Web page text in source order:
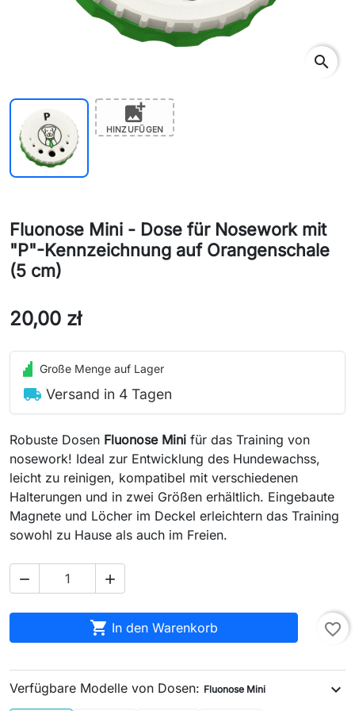
search
add_photo_alternate
HINZUFÜGEN
Fluonose Mini - Dose für Nosework mit
"P"-Kennzeichnung auf Orangenschale
(5 cm)
20,00 zł
Große Menge auf Lager
local_shipping Versand in 4 Tagen
Robuste Dosen Fluonose Mini für das Training von
nosework! Ideal zur Entwicklung des Hundewachss,
leicht zu reinigen, kompatibel mit verschiedenen
Halterungen und in zwei Größen erhältlich. Eingebaute
Magnete und Löcher im Deckel erleichtern das Training
sowohl zu Hause als auch im Freien.
 
 In den Warenkorb favorite_border
Verfügbare Modelle von Dosen: Fluonose Mini expand_more